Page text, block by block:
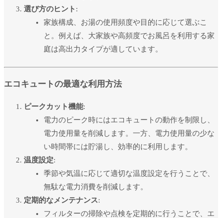
選び方のヒント :
家族構成、お湯の使用頻度や目的に応じて選ぶこ
と。例えば、大家族や高頻度でお風呂を利用する家
庭は高出力タイプが適しています。
エコキュートの最適な利用方法
ピークカット機能:
電力のピーク時にはエコキュートの動作を制限し、
電力使用量を削減します。一方、電力使用量の少な
い時間帯には貯湯し、効率的に利用します。
温度設定:
季節や気温に応じて適切な温度設定を行うことで、
無駄な電力消費を削減します。
定期的なメンテナンス:
フィルターの掃除や点検を定期的に行うことで、エ